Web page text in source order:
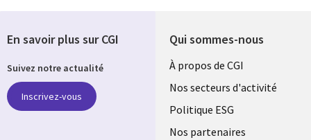
Qui sommes-nous
Useful
links
FRANCE
À propos de CGI
Nos secteurs d'activité
Politique ESG
Nos partenaires
En savoir plus sur CGI
Suivez notre actualité
Inscrivez-vous